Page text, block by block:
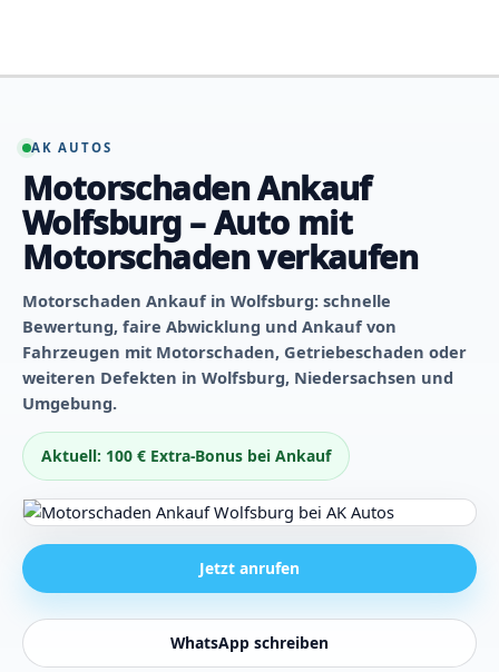
springen
AK AUTOS
Motorschaden Ankauf
Wolfsburg – Auto mit
Motorschaden verkaufen
Motorschaden Ankauf in Wolfsburg: schnelle
Bewertung, faire Abwicklung und Ankauf von
Fahrzeugen mit Motorschaden, Getriebeschaden oder
weiteren Defekten in Wolfsburg, Niedersachsen und
Umgebung.
Aktuell: 100 € Extra-Bonus bei Ankauf
Jetzt anrufen
WhatsApp schreiben